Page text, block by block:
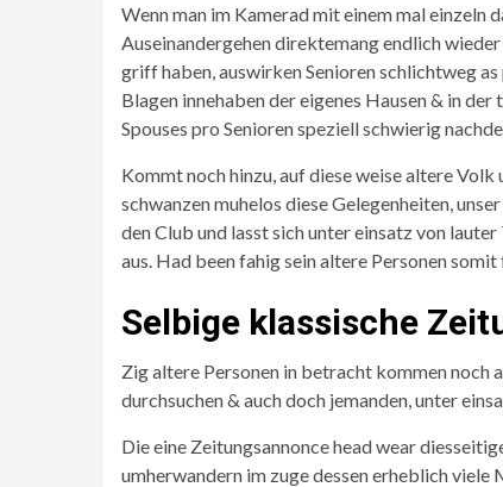
Wenn man im Kamerad mit einem mal einzeln
Auseinandergehen direktemang endlich
griff haben, auswirken Senioren schlichtweg
Blagen innehaben der eigenes Hausen & in
Spouses pro Senioren speziell schwierig
Kommt noch hinzu, auf diese weise altere
schwanzen muhelos diese Gelegenheiten,
den Club und lasst sich unter einsatz von
aus. Had been fahig sein altere Personen
Selbige klassische
Zig altere Personen in betracht kommen noch
durchsuchen & auch doch jemanden, unter
Die eine Zeitungsannonce head wear
umherwandern im zuge dessen erheblich